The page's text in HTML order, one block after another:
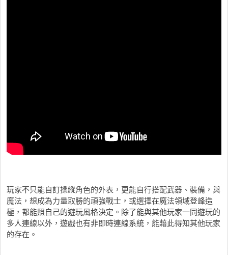
玩家不只能自訂操縱角色的外表，更能自行搭配武器、裝備，與
魔法，想成為力量取勝的頑強戰士，或選擇在魔法領域登峰造
極，都能照自己的遊玩風格決定。除了能與其他玩家一同遊玩的
多人連線以外，遊戲也有非即時連線系統，能藉此得知其他玩家
的存在。